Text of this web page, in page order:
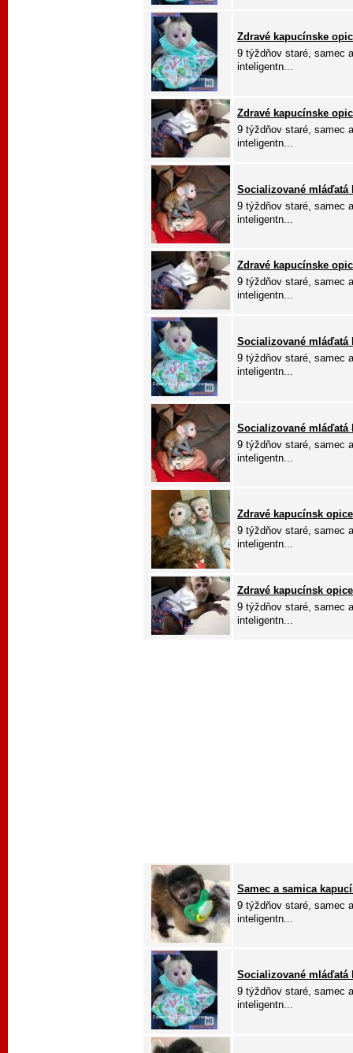
Zdravé kapucínske
9 týždňov staré, samec
inteligentn...
Zdravé kapucínske
9 týždňov staré, samec
inteligentn...
Socializované
9 týždňov staré, samec
inteligentn...
Zdravé kapucínske
9 týždňov staré, samec
inteligentn...
Socializované
9 týždňov staré, samec
inteligentn...
Socializované
9 týždňov staré, samec
inteligentn...
Zdravé kapucínsk
9 týždňov staré, samec
inteligentn...
Zdravé kapucínsk
9 týždňov staré, samec
inteligentn...
Samec a samica
9 týždňov staré, samec
inteligentn...
Socializované
9 týždňov staré, samec
inteligentn...